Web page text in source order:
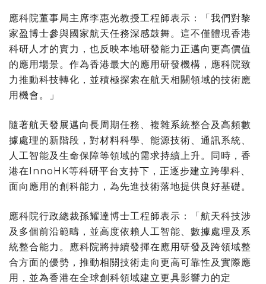
應科院董事局主席李惠光教授工程師表示：「我們對黎
家盈博士參與國家航天任務深感鼓舞。這不僅體現香港
科研人才的實力，也反映本地研發能力正邁向更高價值
的應用場景。作為香港最大的應用研發機構，應科院致
力推動科技轉化，並積極探索在航天相關領域的技術應
用機會。」
隨著航天發展邁向長周期任務、複雜系統整合及高頻數
據處理的新階段，對材料科學、能源技術、通訊系統、
人工智能及生命保障等領域的需求持續上升。同時，香
港在InnoHK等科研平台支持下，正逐步建立跨學科、
面向應用的創科能力，為先進技術落地提供良好基礎。
應科院行政總裁孫耀達博士工程師表示：「航天科技涉
及多個前沿範疇，並高度依賴人工智能、數據處理及系
統整合能力。應科院將持續發揮在應用研發及跨領域整
合方面的優勢，推動相關技術走向更高可靠性及實際應
用，並為香港在全球創科領域建立更具影響力的定